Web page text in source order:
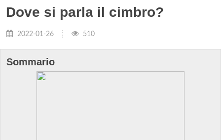
Dove si parla il cimbro?
2022-01-26 510
Sommario